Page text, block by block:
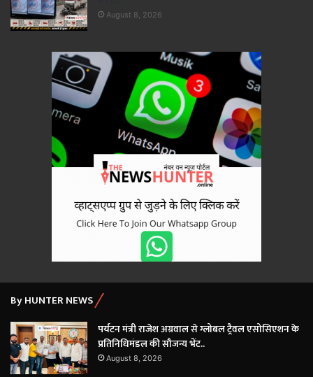
August 8, 2026
By HUNTER NEWS
पर्यटन मंत्री राजेश अग्रवाल से ग्लोबल ट्रैवल एसोसिएशन के
प्रतिनिधिमंडल की सौजन्य भेंट..
August 8, 2026